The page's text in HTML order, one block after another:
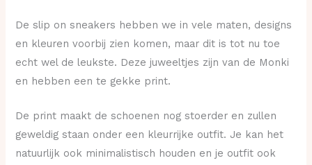
De slip on sneakers hebben we in vele maten, designs
en kleuren voorbij zien komen, maar dit is tot nu toe
echt wel de leukste. Deze juweeltjes zijn van de Monki
en hebben een te gekke print.
De print maakt de schoenen nog stoerder en zullen
geweldig staan onder een kleurrijke outfit. Je kan het
natuurlijk ook minimalistisch houden en je outfit ook